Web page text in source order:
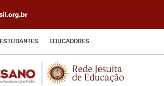
ESTUDANTES EDUCADORES